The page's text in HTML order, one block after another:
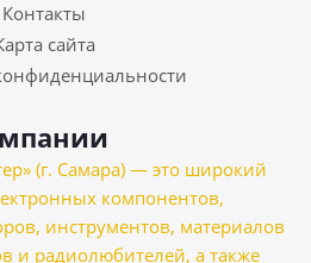
Контакты
сайта
(г. Самара) — это широкий
компонентов,
инструментов, материалов
и радиолюбителей, а также